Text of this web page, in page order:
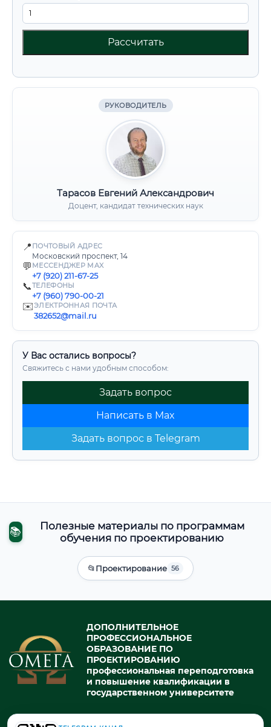
Рассчитать
РУКОВОДИТЕЛЬ
Тарасов Евгений Александрович
Доцент, кандидат технических наук
📍 ПОЧТОВЫЙ АДРЕС
Московский проспект, 14
💬 МЕССЕНДЖЕР MAX
+7 (920) 211-67-25
📞ТЕЛЕФОНЫ
+7 (960) 790-00-21
✉️ЭЛЕКТРОННАЯ ПОЧТА
382652@mail.ru
У Вас остались вопросы?
Свяжитесь с нами удобным способом:
Задать вопрос
Написать в Max
Задать вопрос в Telegram
📚
Полезные материалы по программам
обучения по проектированию
📂Проектирование 56
ДОПОЛНИТЕЛЬНОЕ
ПРОФЕССИОНАЛЬНОЕ
ОБРАЗОВАНИЕ ПО
ПРОЕКТИРОВАНИЮ
профессиональная переподготовка
и повышение квалификации в
государственном университете